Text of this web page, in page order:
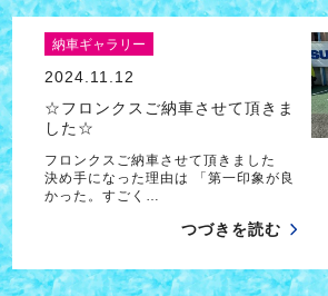
納車ギャラリー
2024.11.12
☆フロンクスご納車させて頂きま
した☆
フロンクスご納車させて頂きました
決め手になった理由は 「第一印象が良
かった。すごく…
つづきを読む